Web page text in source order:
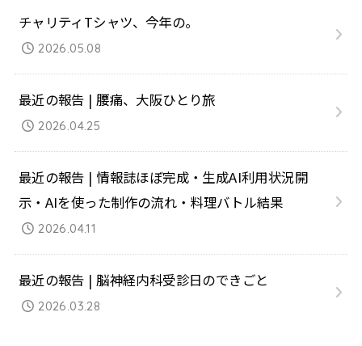
チャリティTシャツ、今年の。
2026.05.08
最近の報告 | 腰痛、大阪ひとり旅
2026.04.25
最近の報告 | 情報誌ほぼ完成・生成AI利用状況開
示・AIを使った制作の流れ・料理バトル結果
2026.04.11
最近の報告 | 脳神経内科受診日のできごと
2026.03.28